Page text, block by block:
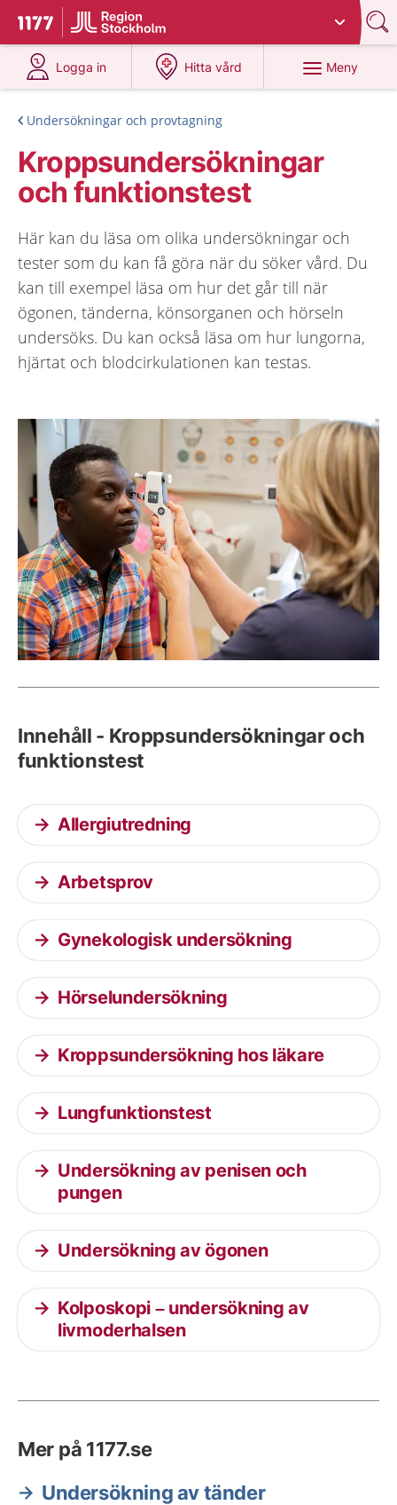
Till startsidan för 1177
Du har valt region
Logga in
på 1177.se
Hitta vård
på 1177.se
Meny
Undersökningar och provtagning
Kroppsundersökningar
och funktionstest
Här kan du läsa om olika undersökningar och
tester som du kan få göra när du söker vård. Du
kan till exempel läsa om hur det går till när
ögonen, tänderna, könsorganen och hörseln
undersöks. Du kan också läsa om hur lungorna,
hjärtat och blodcirkulationen kan testas.
Innehåll - Kroppsundersökningar och
funktionstest
Allergiutredning
Arbetsprov
Gynekologisk undersökning
Hörselundersökning
Kroppsundersökning hos läkare
Lungfunktionstest
Undersökning av penisen och
pungen
Undersökning av ögonen
Kolposkopi – undersökning av
livmoderhalsen
Mer på 1177.se
Undersökning av tänder